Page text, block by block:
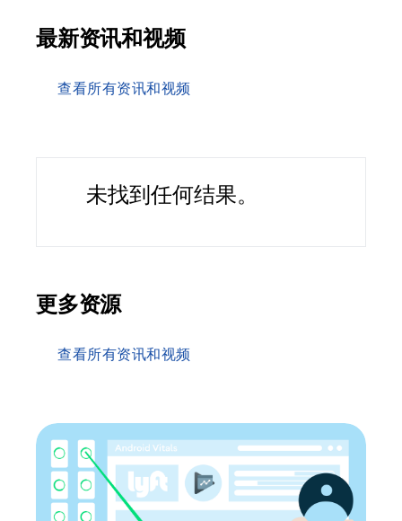
最新资讯和视频
查看所有资讯和视频
未找到任何结果。
更多资源
查看所有资讯和视频